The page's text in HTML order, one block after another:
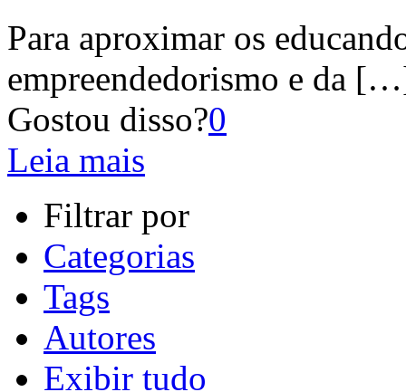
Para aproximar os
empreendedorismo e da
Gostou disso?0
Leia mais
Filtrar por
Categorias
Tags
Autores
Exibir tudo